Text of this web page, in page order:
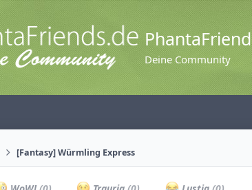
Deine Community
[Fantasy] Würmling Express